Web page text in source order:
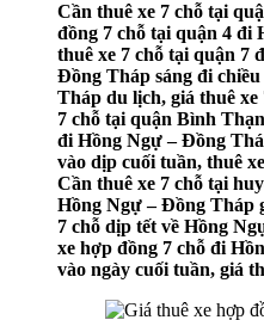
Cần thuê xe 7 chỗ tại
đồng 7 chỗ tại quận 4 đi
thuê xe 7 chỗ tại quận 7
Đồng Tháp sáng đi
Tháp du lịch, giá thuê
7 chỗ tại quận Bình
đi Hồng Ngự – Đồng
vào dịp cuối tuần, thuê
Cần thuê xe 7 chỗ tại
Hồng Ngự – Đồng Tháp
7 chỗ dịp tết về Hồng
xe hợp đồng 7 chỗ đi
vào ngày cuối tuần, giá